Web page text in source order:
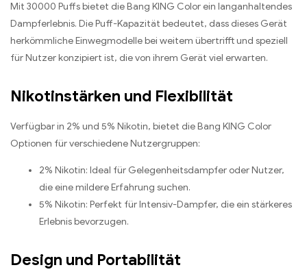
Mit 30000 Puffs bietet die Bang KING Color ein langanhaltendes
Dampferlebnis. Die Puff-Kapazität bedeutet, dass dieses Gerät
herkömmliche Einwegmodelle bei weitem übertrifft und speziell
für Nutzer konzipiert ist, die von ihrem Gerät viel erwarten.
Nikotinstärken und Flexibilität
Verfügbar in 2% und 5% Nikotin, bietet die Bang KING Color
Optionen für verschiedene Nutzergruppen:
2% Nikotin: Ideal für Gelegenheitsdampfer oder Nutzer,
die eine mildere Erfahrung suchen.
5% Nikotin: Perfekt für Intensiv-Dampfer, die ein stärkeres
Erlebnis bevorzugen.
Design und Portabilität